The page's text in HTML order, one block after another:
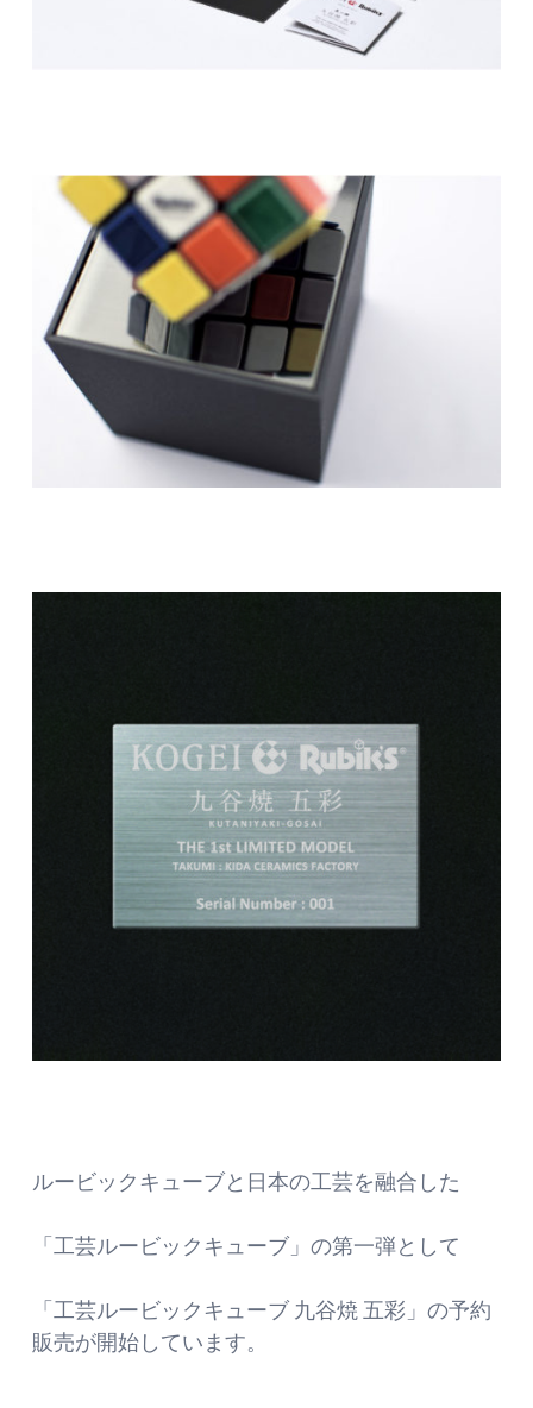
ルービックキューブと日本の工芸を融合した
「工芸ルービックキューブ」の第一弾として
「工芸ルービックキューブ 九谷焼 五彩」の予約
販売が開始しています。